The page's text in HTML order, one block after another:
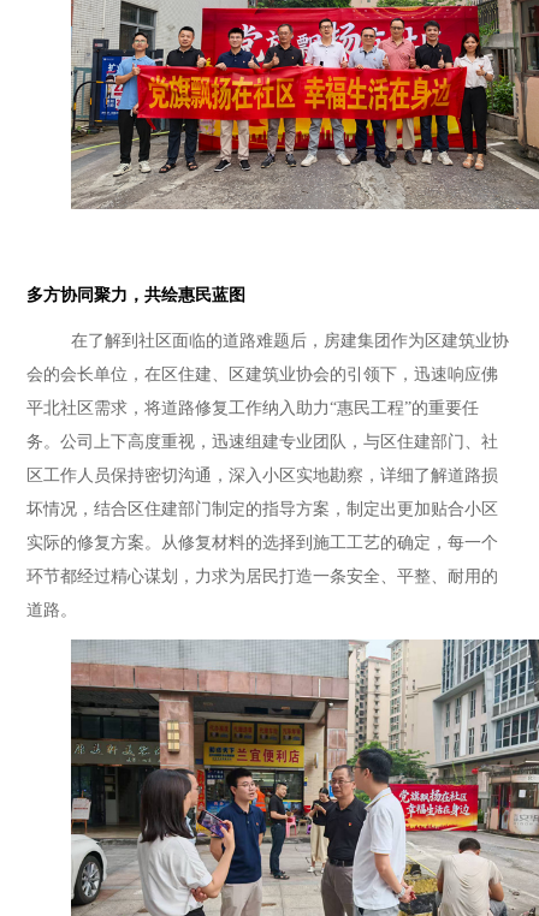
多方协同聚力，共绘惠民蓝图
在了解到社区面临的道路难题后，房建集团作为区建筑业协
会的会长单位，在区住建、区建筑业协会的引领下，迅速响应佛
平北社区需求，将道路修复工作纳入助力“惠民工程”的重要任
务。公司上下高度重视，迅速组建专业团队，与区住建部门、社
区工作人员保持密切沟通，深入小区实地勘察，详细了解道路损
坏情况，结合区住建部门制定的指导方案，制定出更加贴合小区
实际的修复方案。从修复材料的选择到施工工艺的确定，每一个
环节都经过精心谋划，力求为居民打造一条安全、平整、耐用的
道路。